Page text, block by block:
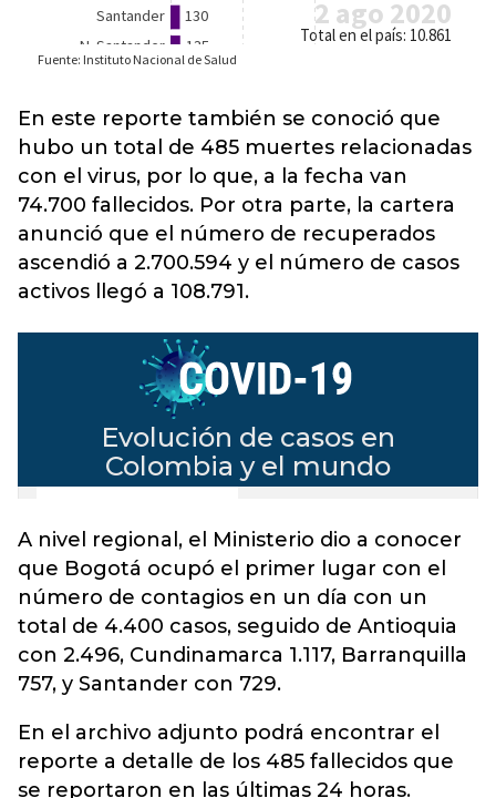
En este reporte también se conoció que
hubo un total de 485 muertes relacionadas
con el virus, por lo que, a la fecha van
74.700 fallecidos. Por otra parte, la cartera
anunció que el número de recuperados
ascendió a 2.700.594 y el número de casos
activos llegó a 108.791.
A nivel regional, el Ministerio dio a conocer
que Bogotá ocupó el primer lugar con el
número de contagios en un día con un
total de 4.400 casos, seguido de Antioquia
con 2.496, Cundinamarca 1.117, Barranquilla
757, y Santander con 729.
En el archivo adjunto podrá encontrar el
reporte a detalle de los 485 fallecidos que
se reportaron en las últimas 24 horas.